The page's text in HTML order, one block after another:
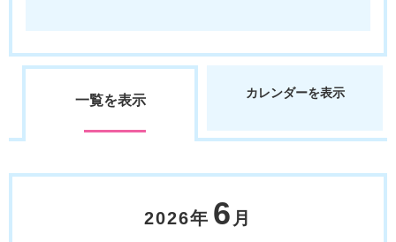
一覧を表示 カレンダーを表示
2026年 6 月